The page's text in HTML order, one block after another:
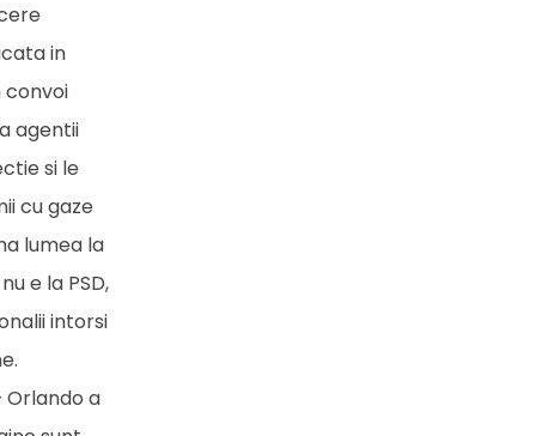
in
convoi
agentii
si le
cu gaze
lumea la
e la PSD,
intorsi
Orlando a